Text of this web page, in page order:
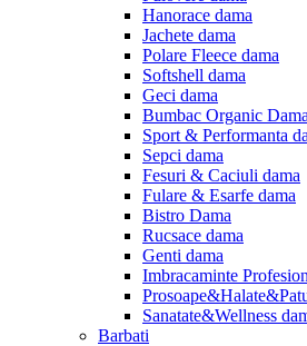
Hanorace dama
Jachete dama
Polare Fleece dama
Softshell dama
Geci dama
Bumbac Organic Dama
Sport & Performanta
Sepci dama
Fesuri & Caciuli dama
Fulare & Esarfe dama
Bistro Dama
Rucsace dama
Genti dama
Imbracaminte
Sanatate&Wellness
Barbati